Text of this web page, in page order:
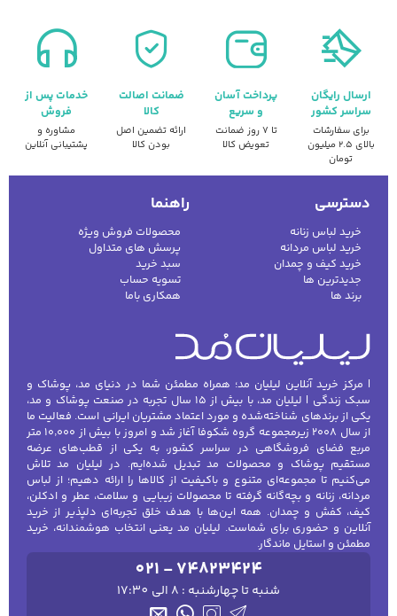
ارسال رایگان
سراسر کشور
برای سفارشات
بالای ۲.۵ میلیون
تومان
پرداخت آسان
و سریع
تا ۷ روز ضمانت
تعویض کالا
ضمانت اصالت
کالا
ارائه تضمین اصل
بودن کالا
خدمات پس از
فروش
مشاوره و
پشتیبانی آنلاین
دسترسی
خرید لباس زنانه
خرید لباس مردانه
خرید کیف و چمدان
جدیدترین ها
برند ها
راهنما
محصولات فروش ویژه
پرسش های متداول
سبد خرید
تسویه حساب
همکاری باما
| مرکز خرید آنلاین لیلیان مد؛ همراه مطمئن شما در دنیای مد، پوشاک و
سبک زندگی | لیلیان مد، با بیش از ۱۵ سال تجربه در صنعت پوشاک و مد،
یکی از برندهای شناخته‌شده و مورد اعتماد مشتریان ایرانی است. فعالیت ما
از سال ۲۰۰۸ زیرمجموعه گروه شکوفا آغاز شد و امروز با بیش از ۱۰٬۰۰۰ متر
مربع فضای فروشگاهی در سراسر کشور، به یکی از قطب‌های عرضه
مستقیم پوشاک و محصولات مد تبدیل شده‌ایم. در لیلیان مد تلاش
می‌کنیم تا مجموعه‌ای متنوع و باکیفیت از کالاها را ارائه دهیم؛ از لباس
مردانه، زنانه و بچه‌گانه گرفته تا محصولات زیبایی و سلامت، عطر و ادکلن،
کیف، کفش و چمدان. همه این‌ها با هدف خلق تجربه‌ای دلپذیر از خرید
آنلاین و حضوری برای شماست. لیلیان مد یعنی انتخاب هوشمندانه، خرید
مطمئن و استایل ماندگار.
021 - 74823424
شنبه تا چهارشنبه : 8 الی 17:30